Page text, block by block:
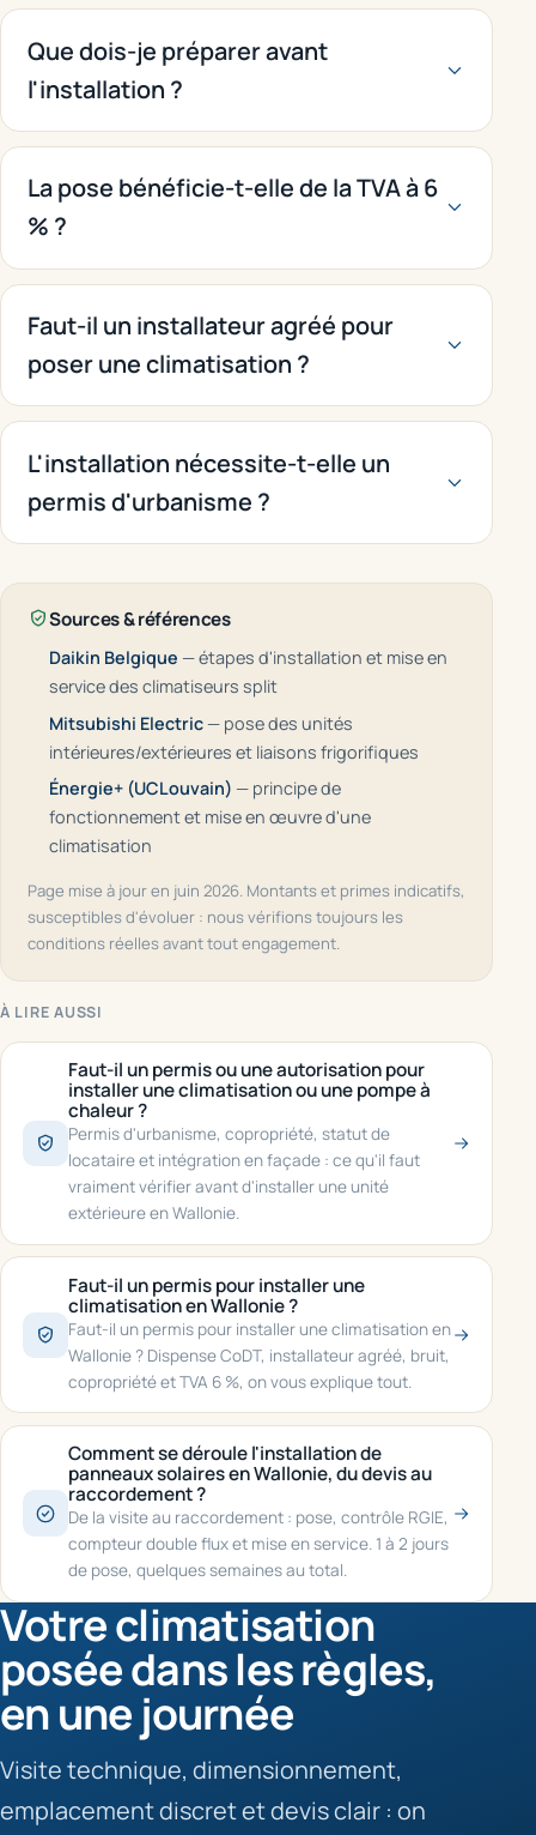
Que dois-je préparer avant
l'installation ?
La pose bénéficie-t-elle de la TVA à 6
% ?
Faut-il un installateur agréé pour
poser une climatisation ?
L'installation nécessite-t-elle un
permis d'urbanisme ?
Sources & références
Daikin Belgique — étapes d'installation et mise en
service des climatiseurs split
Mitsubishi Electric — pose des unités
intérieures/extérieures et liaisons frigorifiques
Énergie+ (UCLouvain) — principe de
fonctionnement et mise en œuvre d'une
climatisation
Page mise à jour en juin 2026. Montants et primes indicatifs,
susceptibles d'évoluer : nous vérifions toujours les
conditions réelles avant tout engagement.
À LIRE AUSSI
Faut-il un permis ou une autorisation pour
installer une climatisation ou une pompe à
chaleur ?
Permis d'urbanisme, copropriété, statut de
locataire et intégration en façade : ce qu'il faut
vraiment vérifier avant d'installer une unité
extérieure en Wallonie.
Faut-il un permis pour installer une
climatisation en Wallonie ?
Faut-il un permis pour installer une climatisation en
Wallonie ? Dispense CoDT, installateur agréé, bruit,
copropriété et TVA 6 %, on vous explique tout.
Comment se déroule l'installation de
panneaux solaires en Wallonie, du devis au
raccordement ?
De la visite au raccordement : pose, contrôle RGIE,
compteur double flux et mise en service. 1 à 2 jours
de pose, quelques semaines au total.
Votre climatisation
posée dans les règles,
en une journée
Visite technique, dimensionnement,
emplacement discret et devis clair : on